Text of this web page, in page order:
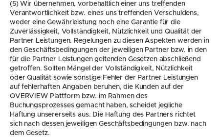
(5) Wir übernehmen, vorbehaltlich einer uns treffenden
Verantwortlichkeit bzw. eines uns treffenden Verschuldens,
weder eine Gewährleistung noch eine Garantie für die
Zuverlässigkeit, Vollständigkeit, Nützlichkeit und Qualität der
Partner Leistungen. Regelungen zu diesen Aspekten werden in
den Geschäftsbedingungen der jeweiligen Partner bzw. in den
für die Partner Leistungen geltenden Gesetzen abschließend
getroffen. Sollten Mängel der Vollständigkeit, Nützlichkeit
oder Qualität sowie sonstige Fehler der Partner Leistungen
auf fehlerhaften Angaben beruhen, die Kunden auf der
OVERVIEW Plattform bzw. im Rahmen des
Buchungsprozesses gemacht haben, scheidet jegliche
Haftung unsererseits aus. Die Haftung des Partners richtet
sich nach dessen jeweiligen Geschäftsbedingungen bzw. nach
dem Gesetz.